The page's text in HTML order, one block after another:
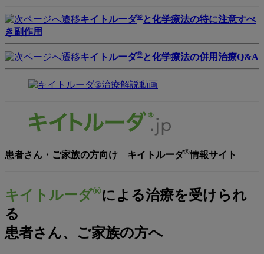
キイトルーダ® と化学療法の特に注意すべ
き副作用
キイトルーダ® と化学療法の併用治療Q&A
患者さん・ご家族の方向け キイトルーダ®情報サイト
キイトルーダ®による治療を受けられ
る
患者さん、ご家族の方へ